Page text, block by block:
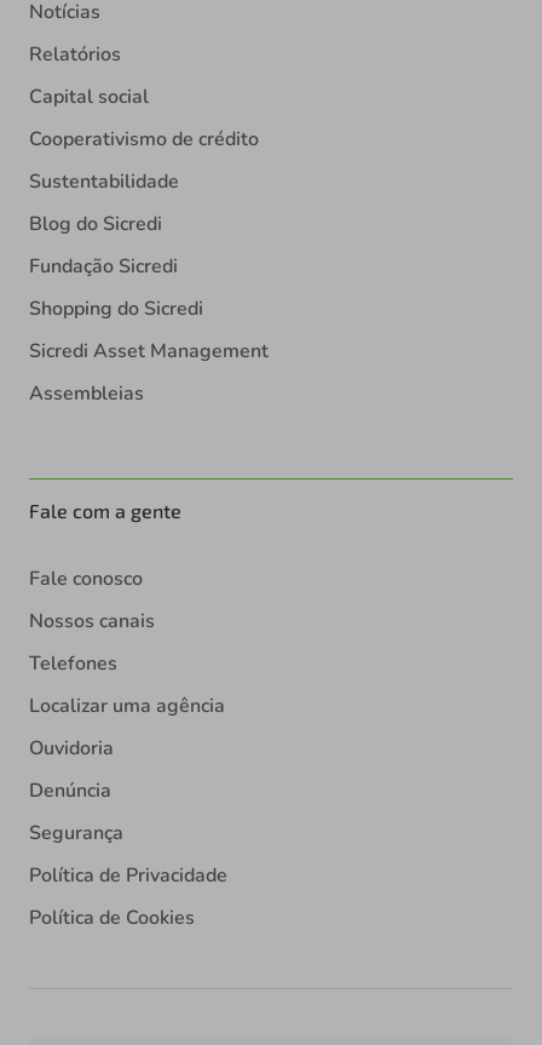
Notícias
Relatórios
Capital social
Cooperativismo de crédito
Sustentabilidade
Blog do Sicredi
Fundação Sicredi
Shopping do Sicredi
Sicredi Asset Management
Assembleias
Fale com a gente
Fale conosco
Nossos canais
Telefones
Localizar uma agência
Ouvidoria
Denúncia
Segurança
Política de Privacidade
Política de Cookies